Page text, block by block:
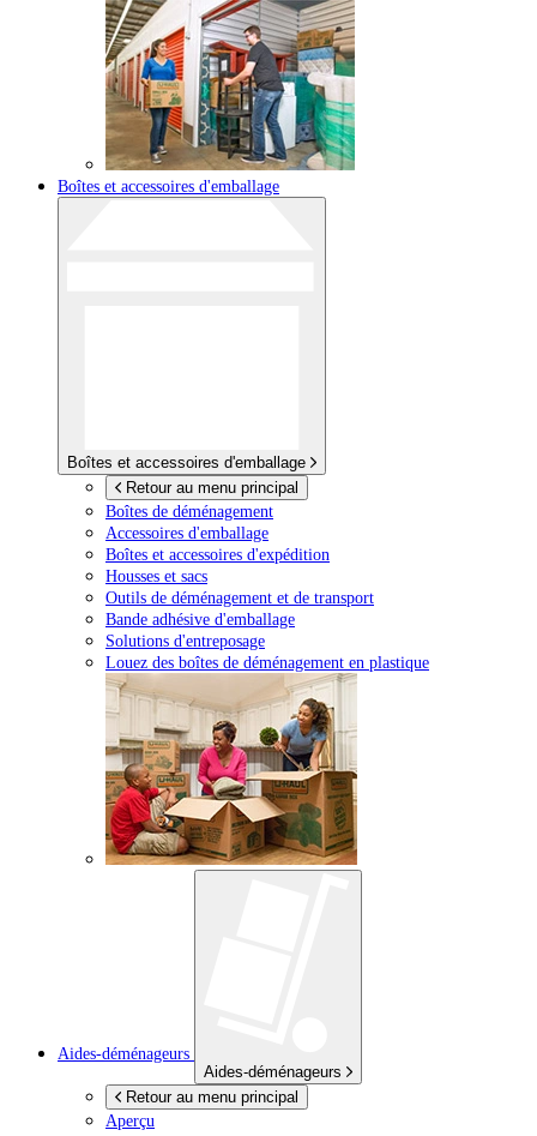
Boîtes et accessoires d'emballage
Boîtes et accessoires d'emballage
Retour au menu principal
Boîtes de déménagement
Accessoires d'emballage
Boîtes et accessoires d'expédition
Housses et sacs
Outils de déménagement et de transport
Bande adhésive d'emballage
Solutions d'entreposage
Louez des boîtes de déménagement en plastique
Aides-déménageurs
Aides-déménageurs
Retour au menu principal
Aperçu